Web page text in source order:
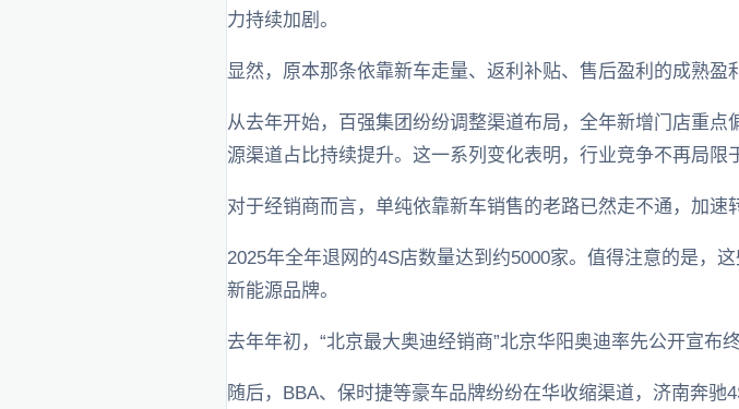
力持续加剧。
显然，原本那条依靠新车走量、返利补贴、售后盈利的成熟盈
从去年开始，百强集团纷纷调整渠道布局，全年新增门店重
源渠道占比持续提升。这一系列变化表明，行业竞争不再局限
对于经销商而言，单纯依靠新车销售的老路已然走不通，加速
2025年全年退网的4S店数量达到约5000家。值得注意的是，
新能源品牌。
去年年初，“北京最大奥迪经销商”北京华阳奥迪率先公开宣布
随后，BBA、保时捷等豪车品牌纷纷在华收缩渠道，济南奔